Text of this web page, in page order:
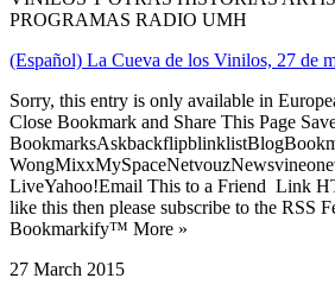
PROGRAMAS RADIO UMH
(Español) La Cueva de los Vinilos, 27 de
Sorry, this entry is only available in
Close Bookmark and Share This Page
LiveYahoo!Email This to a Friend Link
like this then please subscribe to the RSS
Bookmarkify™ More »
27 March 2015